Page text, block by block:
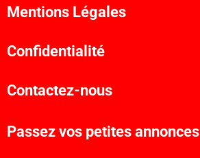
Mentions Légales
Confidentialité
Contactez-nous
Passez vos petites annonces